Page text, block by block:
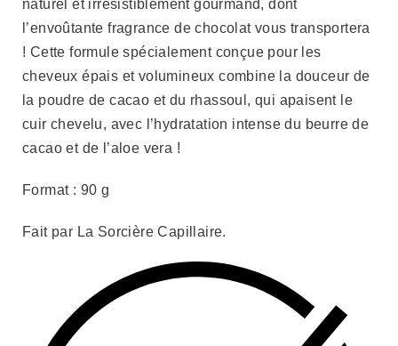
naturel et irrésistiblement gourmand, dont
l’envoûtante fragrance de chocolat vous transportera
! Cette formule spécialement conçue pour les
cheveux épais et volumineux combine la douceur de
la poudre de cacao et du rhassoul, qui apaisent le
cuir chevelu, avec l’hydratation intense du beurre de
cacao et de l’aloe vera !
Format : 90 g
Fait par La Sorcière Capillaire.